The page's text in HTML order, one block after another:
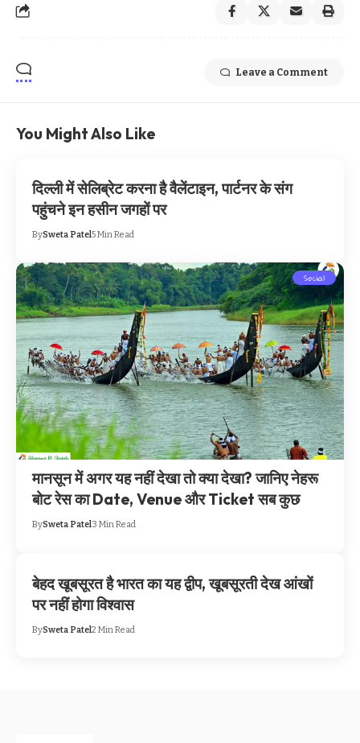
Leave a Comment
You Might Also Like
दिल्ली में सेलिब्रेट करना है वैलेंटाइन, पार्टनर के संग
पहुंचने इन हसीन जगहों पर
BySweta Patel5 Min Read
Social
मानसून में अगर यह नहीं देखा तो क्या देखा? जानिए नेहरू
बोट रेस का Date, Venue और Ticket सब कुछ
BySweta Patel3 Min Read
बेहद खूबसूरत है भारत का यह द्वीप, खूबसूरती देख आंखों
पर नहीं होगा विश्वास
BySweta Patel2 Min Read